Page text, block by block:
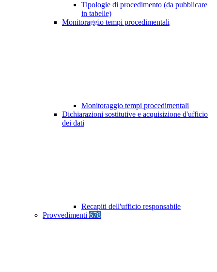
Tipologie di procedimento (da pubblicare
in tabelle)
Monitoraggio tempi procedimentali
Monitoraggio tempi procedimentali
Dichiarazioni sostitutive e acquisizione d'ufficio
dei dati
Recapiti dell'ufficio responsabile
Provvedimenti 678